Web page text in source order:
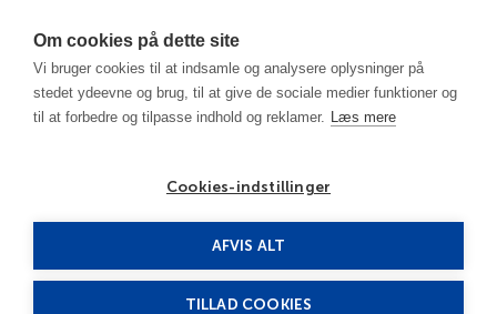
Om cookies på dette site
Vi bruger cookies til at indsamle og analysere oplysninger på
stedet ydeevne og brug, til at give de sociale medier funktioner og
til at forbedre og tilpasse indhold og reklamer. Læs mere
Cookies-indstillinger
AFVIS ALT
TILLAD COOKIES
Bozeman - MT
Bozeman Lewis & Clark Motel 3***